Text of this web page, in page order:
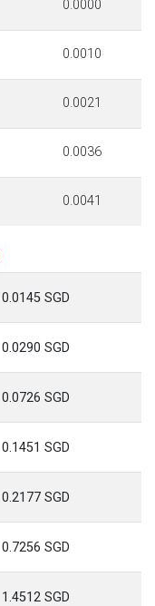
0.0000
0.0010
0.0021
0.0036
0.0041
0.0145 SGD
0.0290 SGD
0.0726 SGD
0.1451 SGD
0.2177 SGD
0.7256 SGD
1.4512 SGD